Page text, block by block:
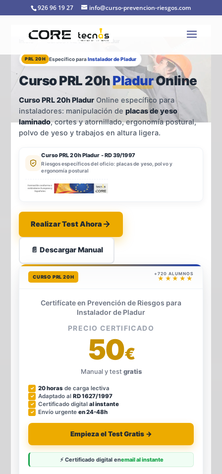
926 96 19 27 info@curso-prevencion-riesgos.com
Inicio › Cursos PRL 20h › Pladur
PRL 20H Específico paraInstalador de Pladur
Curso PRL 20hPladurOnline
Curso PRL 20h Pladur Online específico para
instaladores: manipulación deplacas de yeso
laminado, cortes y atornillado, ergonomía postural,
polvo de yeso y trabajos en altura ligera.
Curso PRL 20h Pladur - RD 39/1997
Riesgos específicos del oficio: placas de yeso, polvo y
ergonomía postural
Realizar Test Ahora
📄 Descargar Manual
CURSO PRL 20H
+720 ALUMNOS
★★★★★
Certifícate en Prevención de Riesgos para
Instalador de Pladur
PRECIO CERTIFICADO
50€
Manual y testgratis
20 horas de carga lectiva
Adaptado alRD 1627/1997
Certificado digitalal instante
Envío urgenteen 24-48h
Empieza el Test Gratis →
⚡ Certificado digital enemail al instante